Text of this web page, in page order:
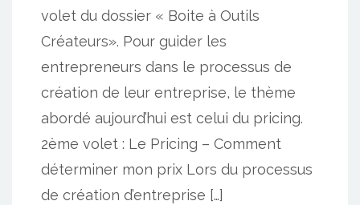
volet du dossier « Boite à Outils
Créateurs». Pour guider les
entrepreneurs dans le processus de
création de leur entreprise, le thème
abordé aujourd’hui est celui du pricing.
2ème volet : Le Pricing – Comment
déterminer mon prix Lors du processus
de création d’entreprise […]